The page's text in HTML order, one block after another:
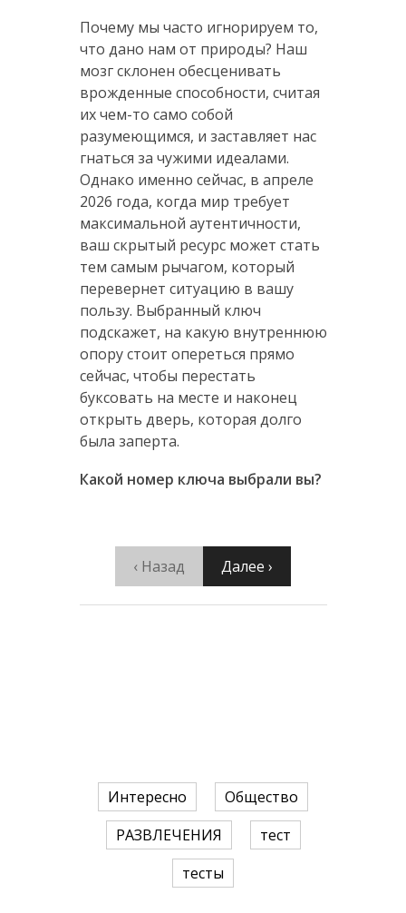
Почему мы часто игнорируем то,
что дано нам от природы? Наш
мозг склонен обесценивать
врожденные способности, считая
их чем-то само собой
разумеющимся, и заставляет нас
гнаться за чужими идеалами.
Однако именно сейчас, в апреле
2026 года, когда мир требует
максимальной аутентичности,
ваш скрытый ресурс может стать
тем самым рычагом, который
перевернет ситуацию в вашу
пользу. Выбранный ключ
подскажет, на какую внутреннюю
опору стоит опереться прямо
сейчас, чтобы перестать
буксовать на месте и наконец
открыть дверь, которая долго
была заперта.
Какой номер ключа выбрали вы?
‹ Назад Далее ›
Интересно
Общество
РАЗВЛЕЧЕНИЯ
тест
тесты